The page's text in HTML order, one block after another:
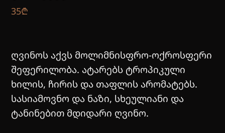
35₾
ღვინოს აქვს მოლიმნისფრო-ოქროსფერი
შეფერილობა. ატარებს ტროპიკული
ხილის, ჩირის და თაფლის არომატებს.
სასიამოვნო და ნაზი, სხეულიანი და
ტანინებით მდიდარი ღვინო.